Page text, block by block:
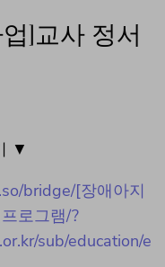
]교사 정서
▼
bridge/[장애아지
로그램/?
sub/education/e